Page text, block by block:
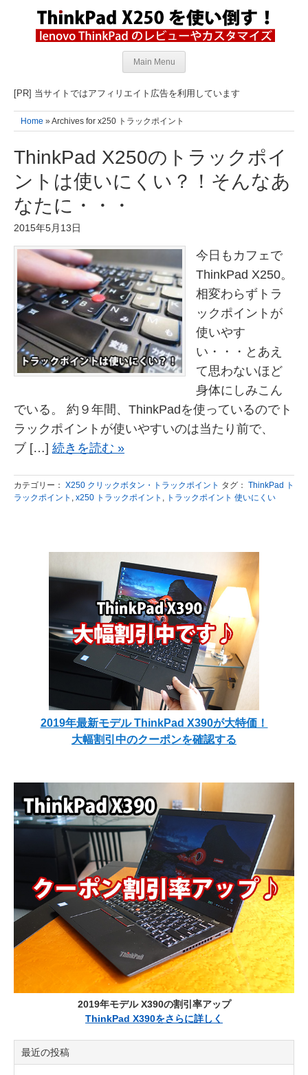
Main Menu
[PR] 当サイトではアフィリエイト広告を利用しています
Home » Archives for x250 トラックポイント
ThinkPad X250のトラックポイ
ントは使いにくい？！そんなあ
なたに・・・
2015年5月13日
今日もカフェで
ThinkPad X250。
相変わらずトラ
ックポイントが
使いやす
い・・・とあえ
て思わないほど
身体にしみこん
でいる。 約９年間、ThinkPadを使っているのでト
ラックポイントが使いやすいのは当たり前で、
ブ […] 続きを読む »
カテゴリー： X250 クリックボタン・トラックポイント タグ： ThinkPad ト
ラックポイント , x250 トラックポイント , トラックポイント 使いにくい
2019年最新モデル ThinkPad X390が大特価！
大幅割引中のクーポンを確認する
2019年モデル X390の割引率アップ
ThinkPad X390をさらに詳しく
最近の投稿